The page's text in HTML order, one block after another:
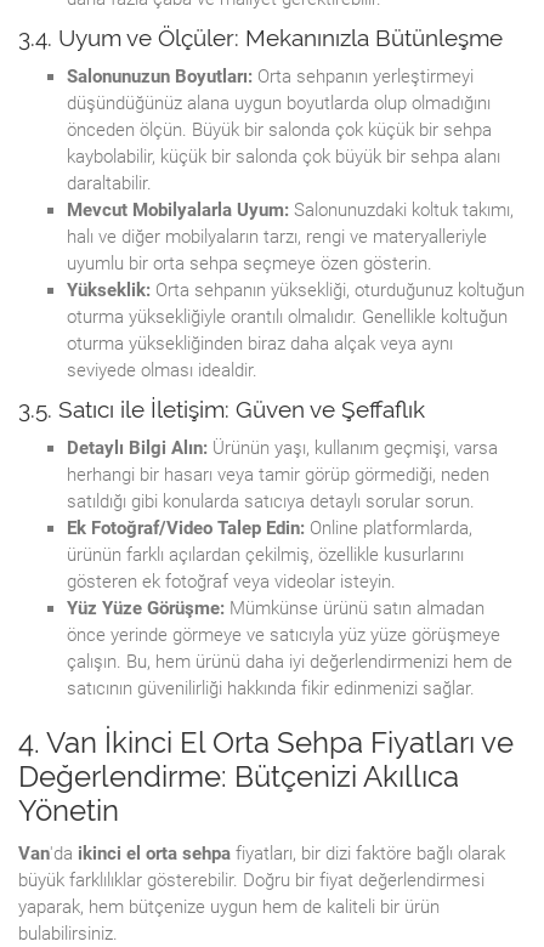
3.4. Uyum ve Ölçüler: Mekanınızla Bütünleşme
Salonunuzun Boyutları: Orta sehpanın yerleştirmeyi
düşündüğünüz alana uygun boyutlarda olup olmadığını
önceden ölçün. Büyük bir salonda çok küçük bir sehpa
kaybolabilir, küçük bir salonda çok büyük bir sehpa alanı
daraltabilir.
Mevcut Mobilyalarla Uyum: Salonunuzdaki koltuk takımı,
halı ve diğer mobilyaların tarzı, rengi ve materyalleriyle
uyumlu bir orta sehpa seçmeye özen gösterin.
Yükseklik: Orta sehpanın yüksekliği, oturduğunuz koltuğun
oturma yüksekliğiyle orantılı olmalıdır. Genellikle koltuğun
oturma yüksekliğinden biraz daha alçak veya aynı
seviyede olması idealdir.
3.5. Satıcı ile İletişim: Güven ve Şeffaflık
Detaylı Bilgi Alın: Ürünün yaşı, kullanım geçmişi, varsa
herhangi bir hasarı veya tamir görüp görmediği, neden
satıldığı gibi konularda satıcıya detaylı sorular sorun.
Ek Fotoğraf/Video Talep Edin: Online platformlarda,
ürünün farklı açılardan çekilmiş, özellikle kusurlarını
gösteren ek fotoğraf veya videolar isteyin.
Yüz Yüze Görüşme: Mümkünse ürünü satın almadan
önce yerinde görmeye ve satıcıyla yüz yüze görüşmeye
çalışın. Bu, hem ürünü daha iyi değerlendirmenizi hem de
satıcının güvenilirliği hakkında fikir edinmenizi sağlar.
4. Van İkinci El Orta Sehpa Fiyatları ve
Değerlendirme: Bütçenizi Akıllıca
Yönetin
Van'da ikinci el orta sehpa fiyatları, bir dizi faktöre bağlı olarak
büyük farklılıklar gösterebilir. Doğru bir fiyat değerlendirmesi
yaparak, hem bütçenize uygun hem de kaliteli bir ürün
bulabilirsiniz.